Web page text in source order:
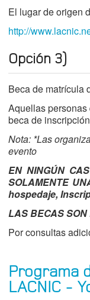
El lugar de origen
http://
Opción 3)
Beca de matrícula
Aquellas
beca de
Nota: *Las
evento
EN NINGÚN
SOLAMENTE
hospedaje,
LAS BECAS
Por consultas
Programa
LACNIC -